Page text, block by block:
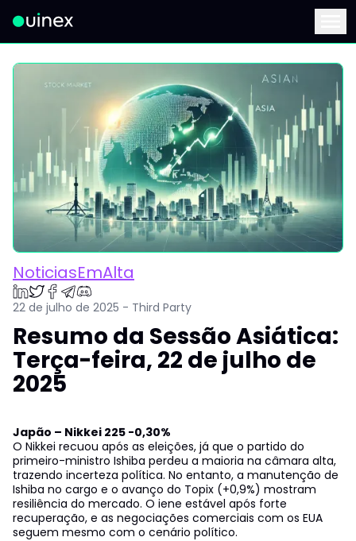
Este é o logo e ao clicar redireciona para a página inicial
NoticiasEmAlta
22 de julho de 2025 - Third Party
Resumo da Sessão Asiática:
Terça-feira, 22 de julho de
2025
Japão – Nikkei 225 -0,30%
O Nikkei recuou após as eleições, já que o partido do
primeiro-ministro Ishiba perdeu a maioria na câmara alta,
trazendo incerteza política. No entanto, a manutenção de
Ishiba no cargo e o avanço do Topix (+0,9%) mostram
resiliência do mercado. O iene estável após forte
recuperação, e as negociações comerciais com os EUA
seguem mesmo com o cenário político.